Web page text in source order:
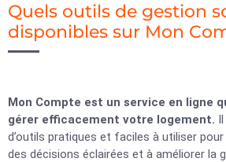
Quels outils de gestion
disponibles sur Mon
Mon Compte est un service en ligne
gérer efficacement votre logement.
d’outils pratiques et faciles à utiliser
des décisions éclairées et à améliorer la